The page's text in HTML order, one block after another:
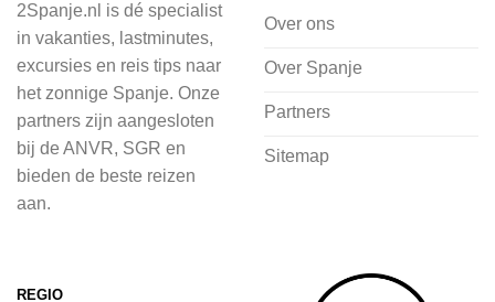
cultuur wilt ontdekken of avontuur zoekt
in de natuur.
Bij 2Spanje.nl begint de voorpret al
voordat je het vliegtuig instapt, door
inspiratie op te doen over dit zonnige
vliegvakantie zoeken en boeken bij
2Spanje.nl is dé specialist
in vakanties, lastminutes,
excursies en reis tips naar
het zonnige Spanje. Onze
partners zijn aangesloten
bij de ANVR, SGR en
bieden de beste reizen
aan.
Over ons
Over Spanje
Partners
Sitemap
REGIO